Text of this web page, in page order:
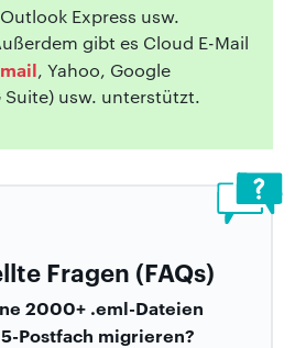
Express usw.
gibt es Cloud E-Mail
, Yahoo, Google
Suite) usw. unterstützt.
Fragen (FAQs)
2000+ .eml-Dateien
Postfach migrieren?